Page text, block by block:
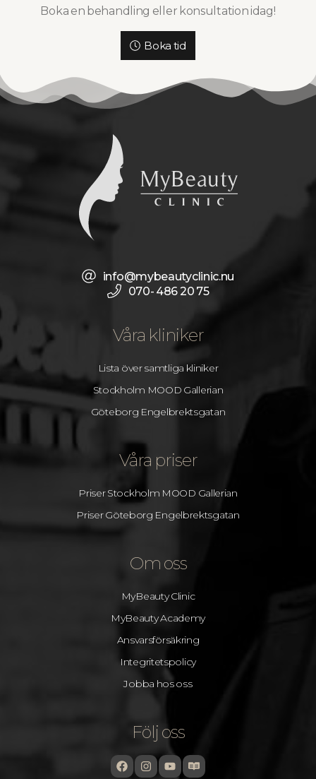
Boka en behandling eller konsultation idag!
Boka tid
info@mybeautyclinic.nu
070- 486 20 75
Våra kliniker
Lista över samtliga kliniker
Stockholm MOOD Gallerian
Göteborg Engelbrektsgatan
Våra priser
Priser Stockholm MOOD Gallerian
Priser Göteborg Engelbrektsgatan
Om oss
MyBeauty Clinic
MyBeauty Academy
Ansvarsförsäkring
Integritetspolicy
Jobba hos oss
Följ oss